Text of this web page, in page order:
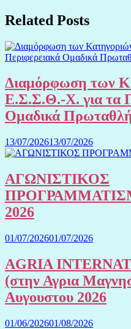
Related Posts
Διαμόρφωση των
Ε.Σ.Σ.Θ.-Χ. για τα
Ομαδικά
13/07/202613/07/2026
ΑΓΩΝΙΣΤΙΚΟΣ
2026
01/07/202601/07/2026
AGRIA
(στην Αγρια
Αυγουστου 2026
01/06/202601/08/2026